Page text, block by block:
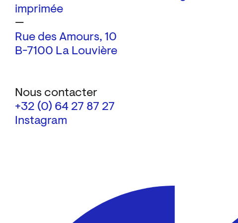
imprimée
—
Rue des Amours, 10
B-7100 La Louvière
Nous contacter
+32 (0) 64 27 87 27
Instagram